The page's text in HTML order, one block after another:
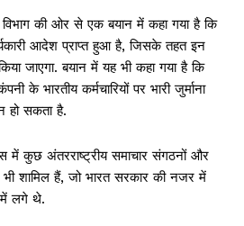
की ओर से एक बयान में कहा गया है कि
आदेश प्राप्त हुआ है, जिसके तहत इन
जाएगा. बयान में यह भी कहा गया है कि
भारतीय कर्मचारियों पर भारी जुर्माना
हो सकता है.
में कुछ अंतरराष्ट्रीय समाचार संगठनों और
शामिल हैं, जो भारत सरकार की नजर में
में लगे थे.